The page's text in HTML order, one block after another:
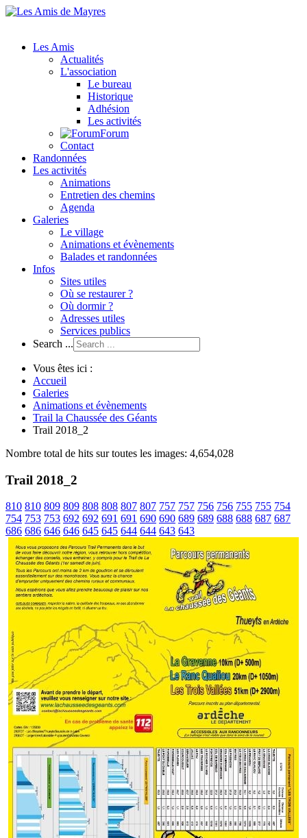
Les Amis
Actualités
L'association
Le bureau
Historique
Adhésion
Les activités
Forum
Contact
Randonnées
Les activités
Animations
Entretien des chemins
Agenda
Galeries
Le village
Animations et évènements
Balades et randonnées
Infos
Sites utiles
Où se restaurer ?
Où dormir ?
Adresses utiles
Services publics
Search ...
Vous êtes ici :
Accueil
Galeries
Animations et évènements
Trail la Chaussée des Géants
Trail 2018_2
Nombre total de hits sur toutes les images: 4,654,028
Trail 2018_2
810 810 809 809 808 808 807 807 757 757 756 756 755 755 754
754 753 753 692 692 691 691 690 690 689 689 688 688 687 687
686 686 646 646 645 645 644 644 643 643